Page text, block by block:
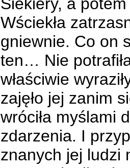
Wściekła
gniewnie. Co on
ten… Nie
właściwie
zajęło jej zanim
wróciła myślami
zdarzenia. I
znanych jej ludzi